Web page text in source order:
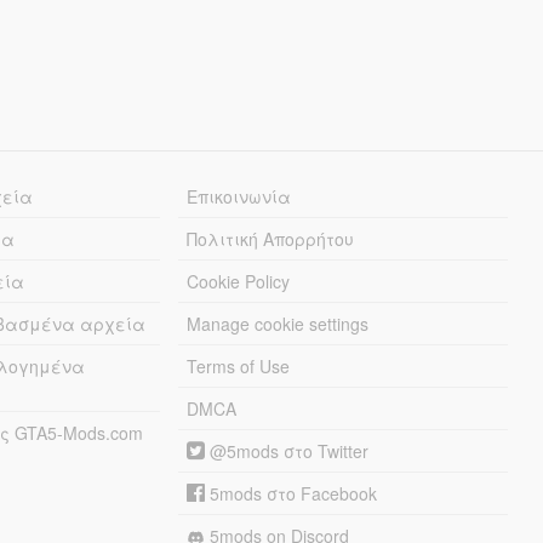
αρχεία
GTA5-Mods.com
Επικοινωνία
Πολιτική Απορρήτου
Cookie Policy
Manage cookie settings
Terms of Use
DMCA
@5mods στο Twitter
5mods στο Facebook
5mods on Discord